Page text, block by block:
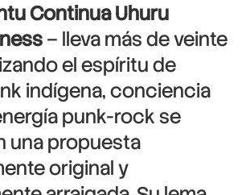
Continua Uhuru
– lleva más de veinte
el espíritu de
indígena, conciencia
punk-rock se
una propuesta
original y